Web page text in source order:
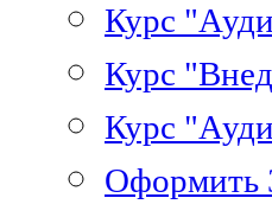
Курс
Курс
Курс
Оформить